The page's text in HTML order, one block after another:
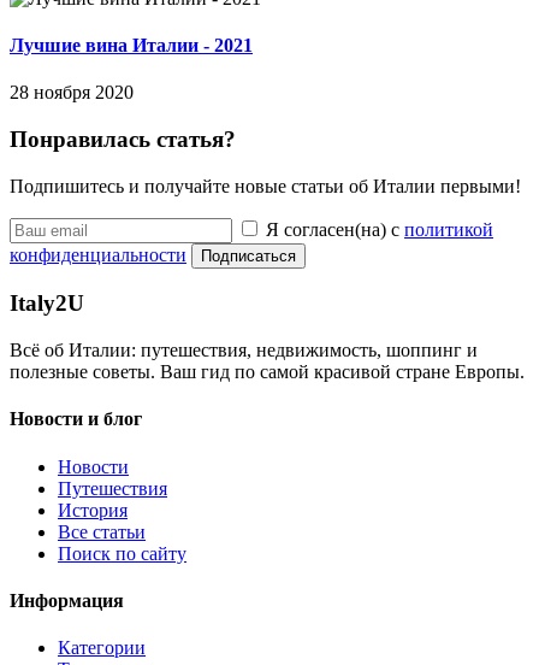
Лучшие вина Италии - 2021
28 ноября 2020
Понравилась статья?
Подпишитесь и получайте новые статьи об Италии первыми!
Я согласен(на) с политикой
конфиденциальности
Подписаться
Italy2U
Всё об Италии: путешествия, недвижимость, шоппинг и
полезные советы. Ваш гид по самой красивой стране Европы.
Новости и блог
Новости
Путешествия
История
Все статьи
Поиск по сайту
Информация
Категории